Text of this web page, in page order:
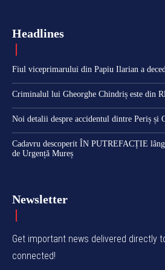
Headlines
Fiul viceprimarului din Papiu Ilarian a
Criminalul lui Gheorghe Chindriș este din
Noi detalii despre accidentul dintre Periș și
Cadavru descoperit ÎN PUTREFACȚIE
de Urgență Mureș
Newsletter
Get important news delivered directly
connected!